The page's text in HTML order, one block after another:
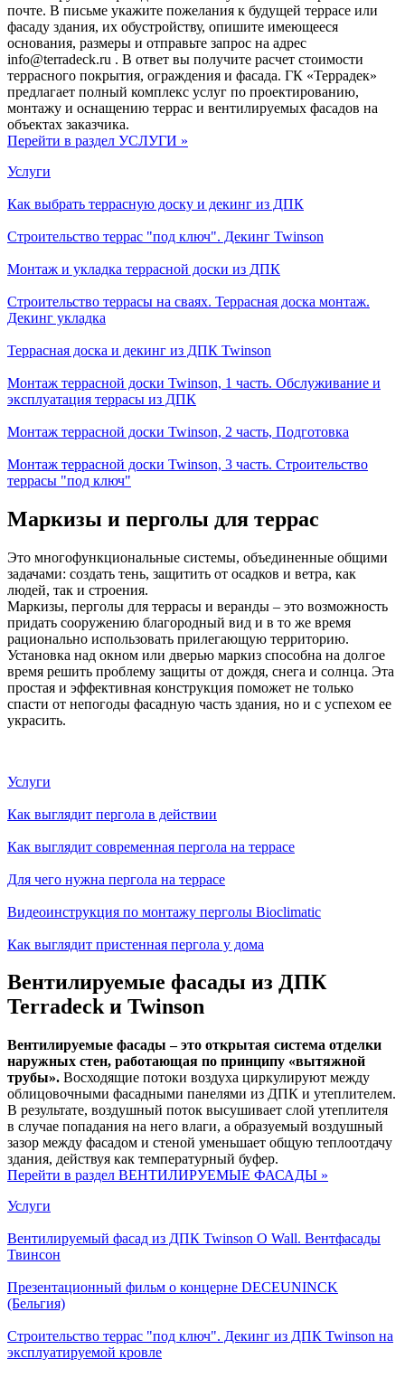
почте. В письме укажите пожелания к будущей террасе или
фасаду здания, их обустройству, опишите имеющееся
основания, размеры и отправьте запрос на адрес
info@terradeck.ru . В ответ вы получите расчет стоимости
террасного покрытия, ограждения и фасада. ГК «Террадек»
предлагает полный комплекс услуг по проектированию,
монтажу и оснащению террас и вентилируемых фасадов на
объектах заказчика.
Перейти в раздел УСЛУГИ »
Услуги
Как выбрать террасную доску и декинг из ДПК
Строительство террас "под ключ". Декинг Twinson
Монтаж и укладка террасной доски из ДПК
Строительство террасы на сваях. Террасная доска монтаж.
Декинг укладка
Террасная доска и декинг из ДПК Twinson
Монтаж террасной доски Twinson, 1 часть. Обслуживание и
эксплуатация террасы из ДПК
Монтаж террасной доски Twinson, 2 часть, Подготовка
Монтаж террасной доски Twinson, 3 часть. Строительство
террасы "под ключ"
Маркизы и перголы для террас
Это многофункциональные системы, объединенные общими
задачами: создать тень, защитить от осадков и ветра, как
людей, так и строения.
Маркизы, перголы для террасы и веранды – это возможность
придать сооружению благородный вид и в то же время
рационально использовать прилегающую территорию.
Установка над окном или дверью маркиз способна на долгое
время решить проблему защиты от дождя, снега и солнца. Эта
простая и эффективная конструкция поможет не только
спасти от непогоды фасадную часть здания, но и с успехом ее
украсить.
Услуги
Как выглядит пергола в действии
Как выглядит современная пергола на террасе
Для чего нужна пергола на террасе
Видеоинструкция по монтажу перголы Bioclimatic
Как выглядит пристенная пергола у дома
Вентилируемые фасады из ДПК
Terradeck и Twinson
Вентилируемые фасады – это открытая система отделки
наружных стен, работающая по принципу «вытяжной
трубы». Восходящие потоки воздуха циркулируют между
облицовочными фасадными панелями из ДПК и утеплителем.
В результате, воздушный поток высушивает слой утеплителя
в случае попадания на него влаги, а образуемый воздушный
зазор между фасадом и стеной уменьшает общую теплоотдачу
здания, действуя как температурный буфер.
Перейти в раздел ВЕНТИЛИРУЕМЫЕ ФАСАДЫ »
Услуги
Вентилируемый фасад из ДПК Twinson O Wall. Вентфасады
Твинсон
Презентационный фильм о концерне DECEUNINCK
(Бельгия)
Строительство террас "под ключ". Декинг из ДПК Twinson на
эксплуатируемой кровле